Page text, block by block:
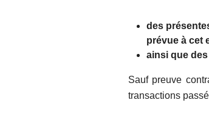
des
prévue à cet
ainsi que
Sauf preuve
transactions